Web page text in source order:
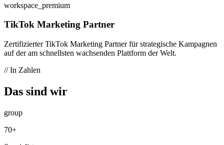
workspace_premium
TikTok Marketing Partner
Zertifizierter TikTok Marketing Partner für strategische Kampagnen
auf der am schnellsten wachsenden Plattform der Welt.
// In Zahlen
Das sind wir
group
70+